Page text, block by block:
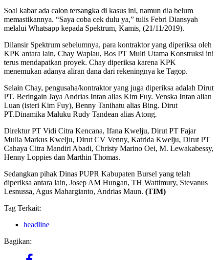
Soal kabar ada calon tersangka di kasus ini, namun dia belum
memastikannya. “Saya coba cek dulu ya,” tulis Febri Diansyah
melalui Whatsapp kepada Spektrum, Kamis, (21/11/2019).
Dilansir Spektrum sebelumnya, para kontraktor yang diperiksa oleh
KPK antara lain, Chay Waplau, Bos PT Multi Utama Konstruksi ini
terus mendapatkan proyek. Chay diperiksa karena KPK
menemukan adanya aliran dana dari rekeningnya ke Tagop.
Selain Chay, pengusaha/kontraktor yang juga diperiksa adalah Dirut
PT. Beringain Jaya Andrias Intan alias Kim Fuy. Venska Intan alian
Luan (isteri Kim Fuy), Benny Tanihatu alias Bing. Dirut
PT.Dinamika Maluku Rudy Tandean alias Atong.
Direktur PT Vidi Citra Kencana, Ifana Kwelju, Dirut PT Fajar
Mulia Markus Kwelju, Dirut CV Venny, Katrida Kwelju, Dirut PT
Cahaya Citra Mandiri Abadi, Christy Marino Oei, M. Lewakabessy,
Henny Loppies dan Marthin Thomas.
Sedangkan pihak Dinas PUPR Kabupaten Bursel yang telah
diperiksa antara lain, Josep AM Hungan, TH Wattimury, Stevanus
Lesnussa, Agus Mahargianto, Andrias Maun. (TIM)
Tag Terkait:
headline
Bagikan: